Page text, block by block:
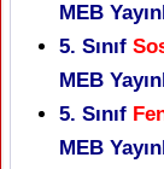
MEB
5. Sınıf
MEB
5. Sınıf
MEB